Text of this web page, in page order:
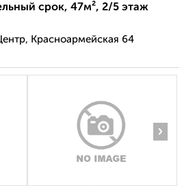
срок, 47м², 2/5 этаж
Красноармейская 64
›